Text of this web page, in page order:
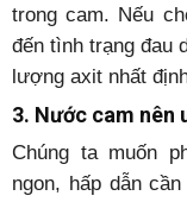
trong cam. Nếu
đến tình trạng đau
lượng axit nhất
3. Nước cam nên
Chúng ta muốn
ngon, hấp dẫn